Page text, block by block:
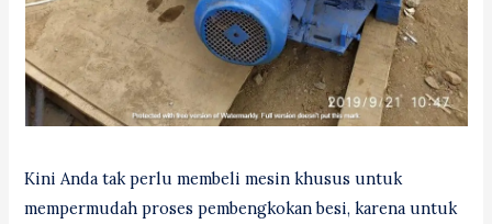
Kini Anda tak perlu membeli mesin khusus untuk
mempermudah proses pembengkokan besi, karena untuk